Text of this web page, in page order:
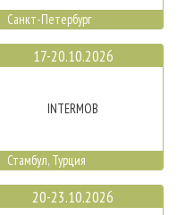
Санкт-Петербург
17-20.10.2026
INTERMOB
Стамбул, Турция
20-23.10.2026